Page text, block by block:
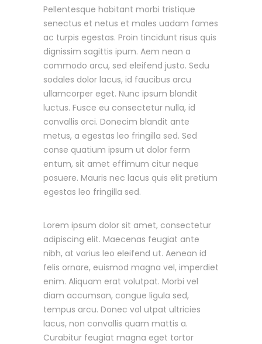
Pellentesque habitant morbi tristique
senectus et netus et males uadam fames
ac turpis egestas. Proin tincidunt risus quis
dignissim sagittis ipum. Aem nean a
commodo arcu, sed eleifend justo. Sedu
sodales dolor lacus, id faucibus arcu
ullamcorper eget. Nunc ipsum blandit
luctus. Fusce eu consectetur nulla, id
convallis orci. Donecim blandit ante
metus, a egestas leo fringilla sed. Sed
conse quatium ipsum ut dolor ferm
entum, sit amet effimum citur neque
posuere. Mauris nec lacus quis elit pretium
egestas leo fringilla sed.
Lorem ipsum dolor sit amet, consectetur
adipiscing elit. Maecenas feugiat ante
nibh, at varius leo eleifend ut. Aenean id
felis ornare, euismod magna vel, imperdiet
enim. Aliquam erat volutpat. Morbi vel
diam accumsan, congue ligula sed,
tempus arcu. Donec vol utpat ultricies
lacus, non convallis quam mattis a.
Curabitur feugiat magna eget tortor